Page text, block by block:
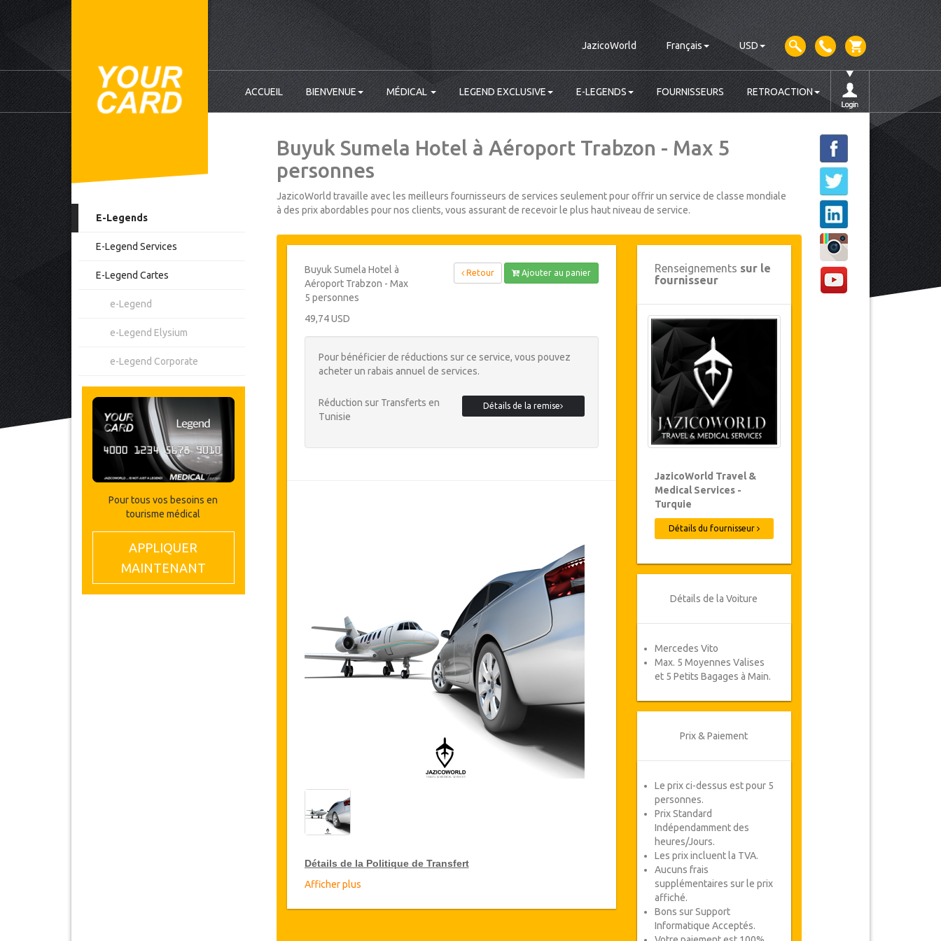
JazicoWorld Français USD
ACCUEIL BIENVENUE MÉDICAL LEGEND EXCLUSIVE E-LEGENDS FOURNISSEURS RETROACTION
E-Legends
E-Legend Services
E-Legend Cartes
e-Legend
e-Legend Elysium
e-Legend Corporate
Pour tous vos besoins en
tourisme médical
APPLIQUER
MAINTENANT
Buyuk Sumela Hotel à Aéroport Trabzon - Max 5
personnes
JazicoWorld travaille avec les meilleurs fournisseurs de services seulement pour offrir un service de classe mondiale
à des prix abordables pour nos clients, vous assurant de recevoir le plus haut niveau de service.
Buyuk Sumela Hotel à
Aéroport Trabzon - Max
5 personnes
49,74 USD
Retour Ajouter au panier
Pour bénéficier de réductions sur ce service, vous pouvez
acheter un rabais annuel de services.
Réduction sur Transferts en
Tunisie
Détails de la remise
Détails de la Politique de Transfert
Afficher plus
Renseignements sur le
fournisseur
JazicoWorld Travel &
Medical Services -
Turquie
Détails du fournisseur
Détails de la Voiture
Mercedes Vito
Max. 5 Moyennes Valises
et 5 Petits Bagages à Main.
Prix & Paiement
Le prix ci-dessus est pour 5
personnes.
Prix Standard
Indépendamment des
heures/Jours.
Les prix incluent la TVA.
Aucuns frais
supplémentaires sur le prix
affiché.
Bons sur Support
Informatique Acceptés.